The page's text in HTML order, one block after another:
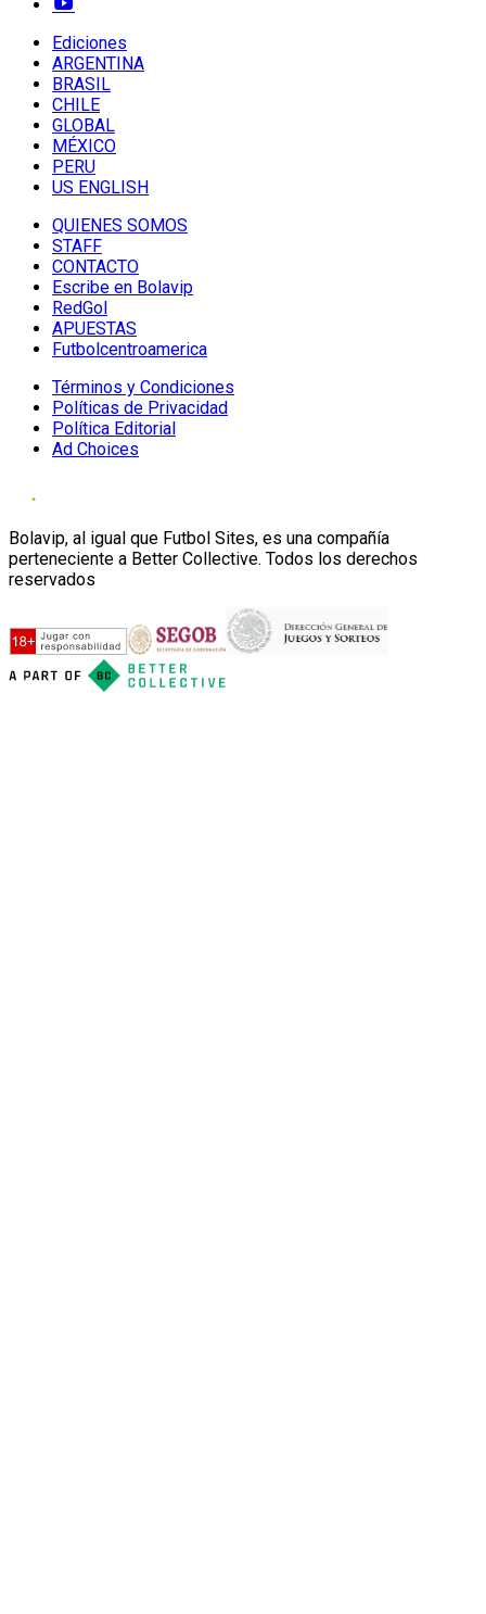
Ediciones
ARGENTINA
BRASIL
CHILE
GLOBAL
MÉXICO
PERU
US ENGLISH
QUIENES SOMOS
STAFF
CONTACTO
Escribe en Bolavip
RedGol
APUESTAS
Futbolcentroamerica
Términos y Condiciones
Políticas de Privacidad
Política Editorial
Ad Choices
Bolavip, al igual que Futbol Sites, es una compañía
perteneciente a Better Collective. Todos los derechos
reservados